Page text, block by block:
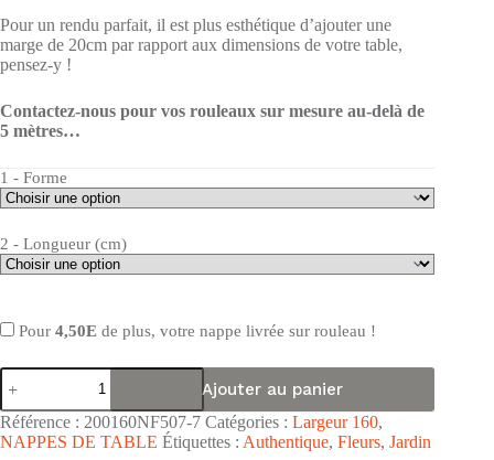
Pour un rendu parfait, il est plus esthétique d’ajouter une
marge de 20cm par rapport aux dimensions de votre table,
pensez-y !
Contactez-nous pour vos rouleaux sur mesure au-delà de
5 mètres…
1 - Forme
2 - Longueur (cm)
Pour 4,50E de plus, votre nappe livrée sur rouleau !
quantité
de
Nappe
de
table
Ajouter au panier
Référence : 200160NF507-7 Catégories : Largeur 160,
NAPPES DE TABLE Étiquettes : Authentique, Fleurs, Jardin